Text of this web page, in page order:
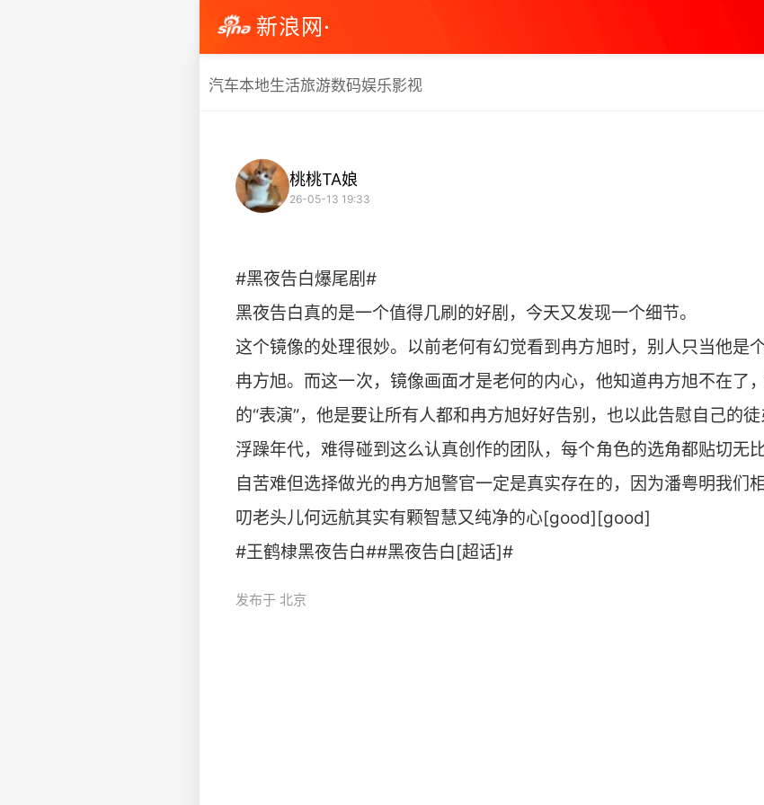
新浪网·
汽车本地生活旅游数码娱乐影视
桃桃TA娘
26-05-13 19:33
#黑夜告白爆尾剧#
黑夜告白真的是一个值得几刷的好剧，今天又发现一个细节。
这个镜像的处理很妙。以前老何有幻觉看到冉方旭时，别人只当他是
冉方旭。而这一次，镜像画面才是老何的内心，他知道冉方旭不在了
的“表演”，他是要让所有人都和冉方旭好好告别，也以此告慰自己的徒
浮躁年代，难得碰到这么认真创作的团队，每个角色的选角都贴切无
自苦难但选择做光的冉方旭警官一定是真实存在的，因为潘粤明我们
叨老头儿何远航其实有颗智慧又纯净的心[good][good]
#王鹤棣黑夜告白##黑夜告白[超话]#
发布于 北京